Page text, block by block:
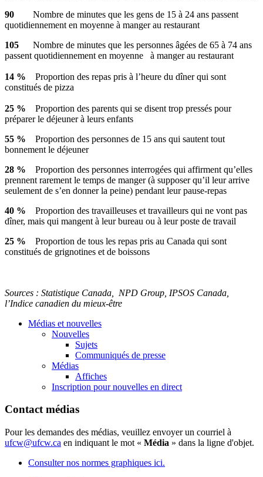
90
Nombre de minutes que les gens de 15 à 24 ans passent
quotidiennement en moyenne à manger au restaurant
105
Nombre de minutes que les personnes âgées de 65 à 74 ans
passent quotidiennement en moyenne à manger au restaurant
14 % Proportion des repas pris à l’heure du dînerqui sont
constitués de pizza
25 % Proportion des parents qui se disent trop pressés pour
préparerle déjeuner à leurs enfants
55 % Proportion des personnes de 15 ans qui sautent tout
bonnement le déjeuner
28 % Proportion des personnes interrogées qui affirment qu’elles
prennent rarement le temps de manger (à supposer qu’il leurarrive
seulement de s’en donnerla peine) pendant leur pause-repas
40 % Proportion des travailleuses et travailleurs qui ne vont pas
dîner, mais qui mangent à leurbureau ou à leur poste de travail
25 % Proportion de tous les repas pris au Canada qui sont
constitués de grignotines et de boissons
Sources : Statistique Canada, NPD Group, IPSOS Canada,
l’Indice canadien du mieux-être
Médias et nouvelles
Nouvelles
Sujets
Communiqués de presse
Médias
Affiches
Inscription pour nouvelles en direct
Contact médias
Pour les demandes des médias, veuillez envoyer un courriel à
ufcw@ufcw.ca en indiquant le mot « Média » dans la ligne d'objet.
Consulter nos normes graphiques ici.